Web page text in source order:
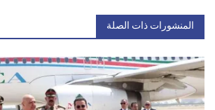
المنشورات ذات الصلة